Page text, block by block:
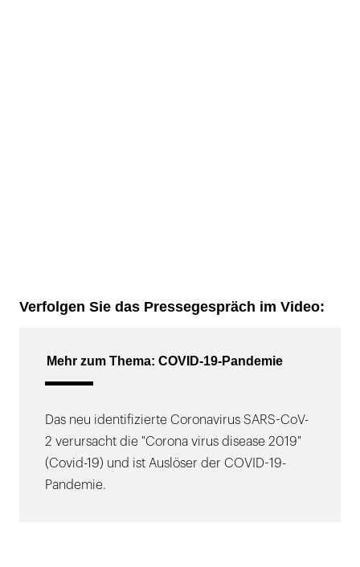
Verfolgen Sie das Pressegespräch im Video:
Mehr zum Thema: COVID-19-Pandemie
Das neu identifizierte Coronavirus SARS-CoV-
2 verursacht die "Corona virus disease 2019"
(Covid-19) und ist Auslöser der COVID-19-
Pandemie.